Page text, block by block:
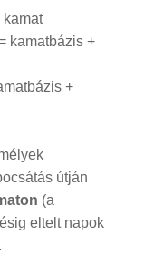
kamat
kamatbázis +
+
útján
(a
eltelt napok